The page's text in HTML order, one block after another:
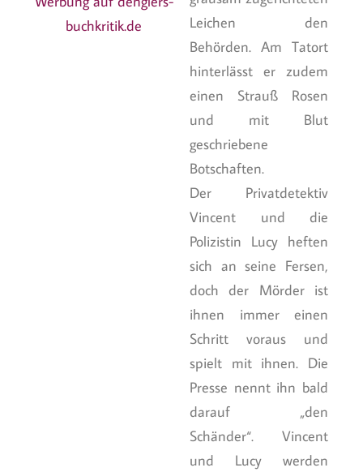
buchkritik.de
Leichen den
Behörden. Am Tatort
hinterlässt er zudem
einen Strauß Rosen
und mit Blut
geschriebene
Botschaften.
Der Privatdetektiv
Vincent und die
Polizistin Lucy heften
sich an seine Fersen,
doch der Mörder ist
ihnen immer einen
Schritt voraus und
spielt mit ihnen. Die
Presse nennt ihn bald
darauf „den
Schänder“. Vincent
und Lucy werden